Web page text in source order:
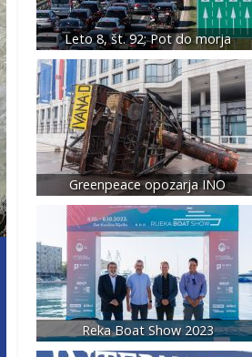
Leto 8, št. 92; Pot do morja
Greenpeace opozarja INO
Reka Boat Show 2023